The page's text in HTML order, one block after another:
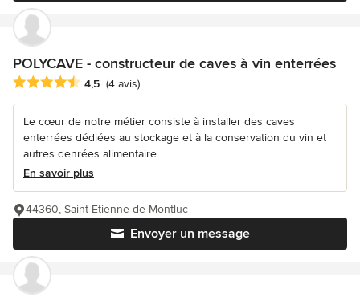
POLYCAVE - constructeur de caves à vin enterrées
Note moyenne : 4.5 étoiles sur 5
4,5 (4 avis)
Le cœur de notre métier consiste à installer des caves
enterrées dédiées au stockage et à la conservation du vin et
autres denrées alimentaire...
En savoir plus
Envoyer un message
44360, Saint Etienne de Montluc